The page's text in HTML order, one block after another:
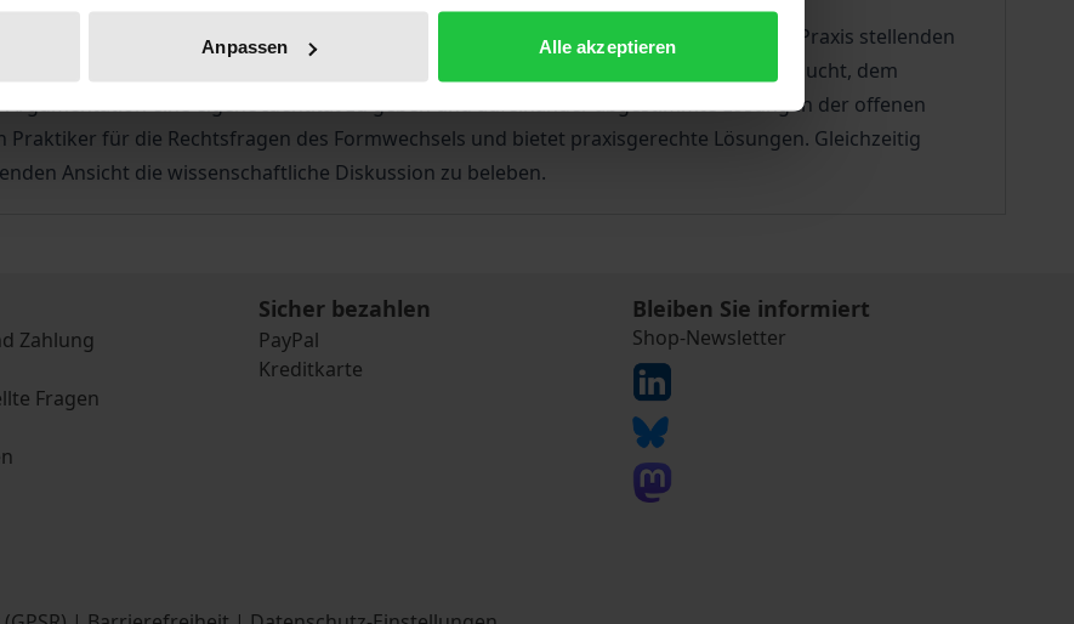
Anpassen Alle akzeptieren
des in der Praxis tätigen Gesellschaftsrechtlers. Die sich in der Praxis stellenden
sind vom Gesetzgeber nur teilweise geregelt worden. Der Autor versucht, dem
eine eigene Identität zu geben und aufeinander abgestimmte Lösungen der offenen
Praktiker für die Rechtsfragen des Formwechsels und bietet praxisgerechte Lösungen. Gleichzeitig
Ansicht die wissenschaftliche Diskussion zu beleben.
Zahlung
Fragen
Sicher bezahlen
PayPal
Kreditkarte
Bleiben Sie informiert
Shop-Newsletter